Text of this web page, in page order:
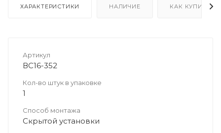
ХАРАКТЕРИСТИКИ НАЛИЧИЕ КАК КУПИТЬ
Артикул
ВС16-352
Кол-во штук в упаковке
1
Способ монтажа
Скрытой установки